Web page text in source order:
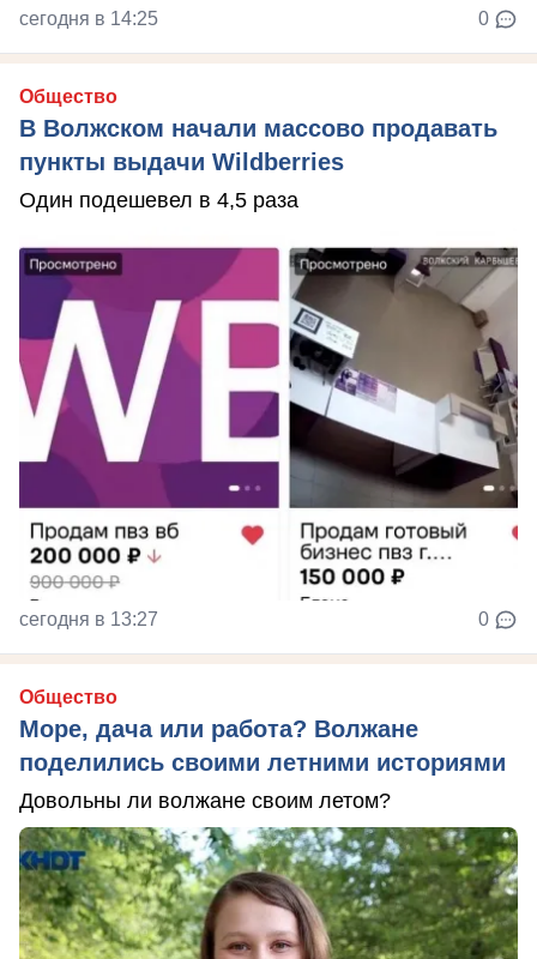
сегодня в 14:25 0
Общество
В Волжском начали массово продавать
пункты выдачи Wildberries
Один подешевел в 4,5 раза
сегодня в 13:27 0
Общество
Море, дача или работа? Волжане
поделились своими летними историями
Довольны ли волжане своим летом?